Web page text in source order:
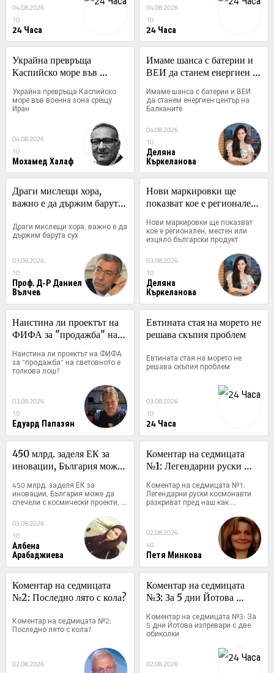
04.08.2026
10
24 Часа
04.08.2026
10
24 Часа
Украйна превръща
Каспийско море във
Украйна превръща Каспийско
море във военна зона срещу
Иран
04.08.2026
10
Мохамед Халаф
Имаме шанса с батерии и
ВЕИ да станем енергиен
Имаме шанса с батерии и ВЕИ
да станем енергиен център на
Балканите
04.08.2026
10
Деляна
Къркеланова
Драги мислещи хора,
важно е да държим барута
Драги мислещи хора, важно е да
държим барута сух
03.08.2026
10
Проф. Д-Р Даниел
Вълчев
Нови маркировки ще
показват кое е регионален,
български продукт
Нови маркировки ще показват
кое е регионален, местен или
изцяло български продукт
03.08.2026
10
Деляна
Къркеланова
Наистина ли проектът на
ФИФА за "продажба" на
Наистина ли проектът на ФИФА
за "продажба" на световното е
толкова лош?
03.08.2026
10
Едуард Папазян
Евтината стая на морето не
решава скъпия проблем
Евтината стая на морето не
решава скъпия проблем
03.08.2026
10
24 Часа
450 млрд. заделя ЕК за
иновации, България може
проекти, отбрана и
изкуствен интелект
450 млрд. заделя ЕК за
иновации, България може да
спечели с космически проекти,
отбрана и изкуствен интелект
03.08.2026
10
Албена
Арабаджиева
Коментар на седмицата
№1: Легендарни руски
наш как всъщност загива
Гагарин
Коментар на седмицата №1:
Легендарни руски космонавти
разкриват пред наш как
всъщност загива Гагарин
02.08.2026
40
Петя Минкова
Коментар на седмицата
№2: Последно лято с кола?
Коментар на седмицата №2:
Последно лято с кола?
02.08.2026
Коментар на седмицата
№3: За 5 дни Йотова
Коментар на седмицата №3: За
5 дни Йотова изпревари с две
обиколки
02.08.2026